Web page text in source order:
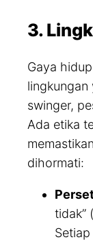
3.
Gaya
lingkungan
swinger,
Ada etika
dihormati:
tidak”